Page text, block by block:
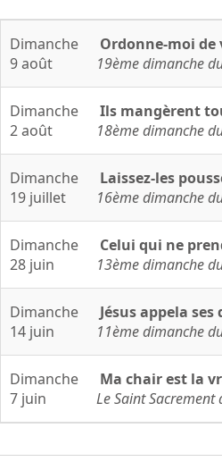
La liturgie au monastère Saint-
Dimanche
9 août
Ordonne-moi
19ème dimanche
Dimanche
2 août
Ils mangèrent
18ème dimanche
Dimanche
19 juillet
Laissez-les
16ème dimanche
Dimanche
28 juin
Celui qui ne
13ème dimanche
Dimanche
14 juin
Jésus appela
11ème dimanche
Dimanche
7 juin
Ma chair est la
Le Saint Sacrement